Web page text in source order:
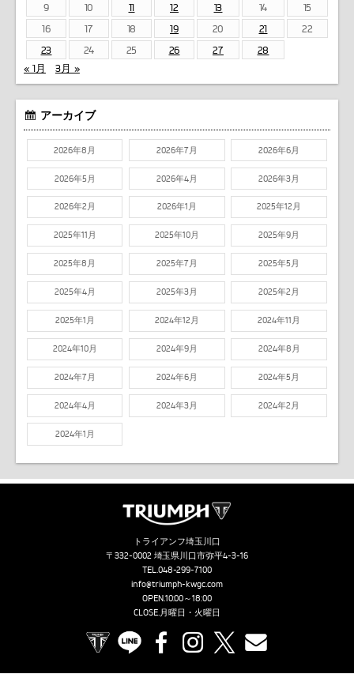
9
10 11 12 13 14
15
16
17 18 19 20 21
22
23
24 25 26 27
28
« 1月
3月 »
アーカイブ
2026年8月 2026年7月 2026年6月
2026年5月 2026年4月 2026年3月
2026年2月 2026年1月 2025年12月
2025年11月 2025年10月 2025年9月
2025年8月 2025年7月 2025年5月
2025年4月 2025年3月 2025年2月
2025年1月 2024年12月 2024年11月
2024年10月 2024年9月 2024年8月
2024年7月 2024年6月 2024年5月
2024年4月 2024年3月 2024年2月
2024年1月
トライアンフ埼玉川口
〒332-0002 埼玉県川口市弥平4-3-16
TEL.048-299-7100
info@triumph-kwgc.com
OPEN.10:00～18:00
CLOSE.月曜日・火曜日
TRIUMPH OFFICIAL SITE
LINE FacebookInstagram